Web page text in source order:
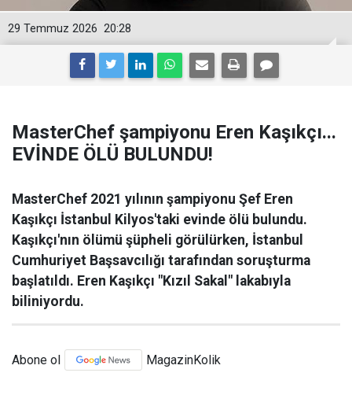
20:28
29 Temmuz 2026
MasterChef şampiyonu Eren Kaşıkçı...
EVİNDE ÖLÜ BULUNDU!
MasterChef 2021 yılının şampiyonu Şef Eren
Kaşıkçı İstanbul Kilyos'taki evinde ölü bulundu.
Kaşıkçı'nın ölümü şüpheli görülürken, İstanbul
Cumhuriyet Başsavcılığı tarafından soruşturma
başlatıldı. Eren Kaşıkçı "Kızıl Sakal" lakabıyla
biliniyordu.
Abone ol MagazinKolik